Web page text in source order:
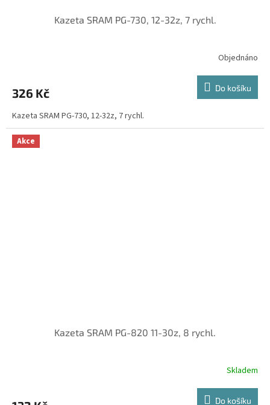
Kazeta SRAM PG-730, 12-32z, 7 rychl.
Objednáno
326 Kč Do košíku
Kazeta SRAM PG-730, 12-32z, 7 rychl.
Akce
Kazeta SRAM PG-820 11-30z, 8 rychl.
Skladem
Do košíku